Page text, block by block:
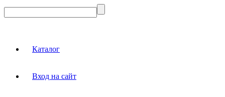
Каталог
Вход на сайт